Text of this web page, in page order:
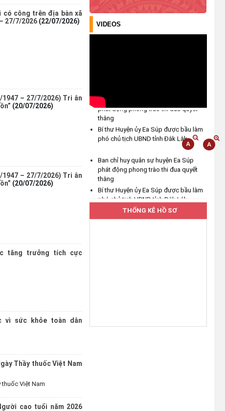
có công trên địa bàn xã
27/7/2026 (22/07/2026)
– 27/7/2026) Tri ân
(20/07/2026)
– 27/7/2026) Tri ân
(20/07/2026)
tăng trưởng tích cực
vì sức khỏe toàn dân
Thầy thuốc Việt Nam
thuốc Việt Nam
cao tuổi năm 2026
UBND xã Ea Bung tăng cường
công tác phòng, chống thiên tai
(04/08/2026)
UBND xã Ea Bung phát động
hưởng ứng Cuộc thi "Gia đình
chuyển đổi số" tỉnh Đắk Lắk năm
(03/08/2026)
Thường trực Đảng ủy xã Ea Bung
làm việc với cấp ủy Chi bộ các
thôn sau sắp xếp
(30/07/2026)
VIDEOS
Ban chỉ huy quân sự huyện Ea Súp
phát động phong trào thi đua quyết
thắng
Bí thư Huyện ủy Ea Súp được bầu làm
phó chủ tịch UBND tỉnh Đắk Lắk
Ban chỉ huy quân sự huyện Ea Súp
phát động phong trào thi đua quyết
thắng
Bí thư Huyện ủy Ea Súp được bầu làm
phó chủ tịch UBND tỉnh Đắk Lắk
THỐNG KÊ HỒ SƠ